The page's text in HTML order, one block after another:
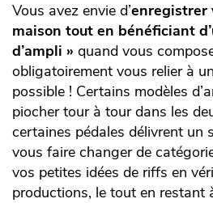
Vous avez envie d’enregistrer
maison tout en bénéficiant
d’ampli » quand vous
obligatoirement vous relier à
possible ! Certains modèles
piocher tour à tour dans les
certaines pédales délivrent un
vous faire changer de
vos petites idées de riffs en
productions, le tout en restant